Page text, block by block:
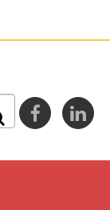
facebook